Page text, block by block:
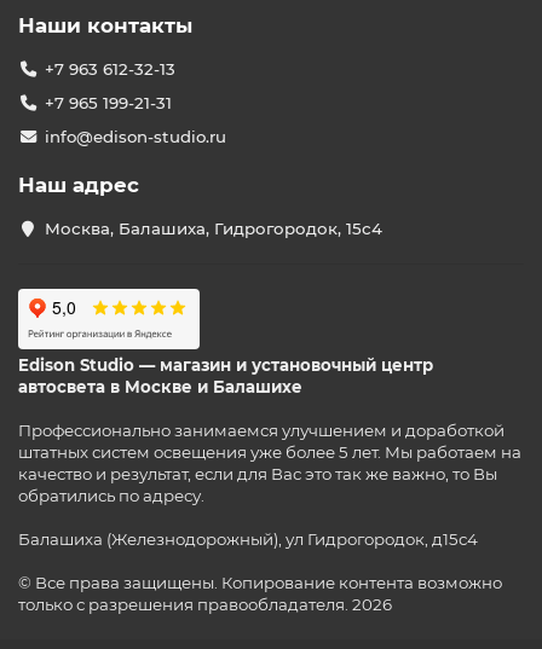
Наши контакты
+7 963 612-32-13
+7 965 199-21-31
info@edison-studio.ru
Наш адрес
Москва, Балашиха, Гидрогородок, 15с4
Edison Studio — магазин и установочный центр
автосвета в Москве и Балашихе
Профессионально занимаемся улучшением и доработкой
штатных систем освещения уже более 5 лет. Мы работаем на
качество и результат, если для Вас это так же важно, то Вы
обратились по адресу.
Балашиха (Железнодорожный), ул Гидрогородок, д15с4
© Все права защищены. Копирование контента возможно
только с разрешения правообладателя. 2026